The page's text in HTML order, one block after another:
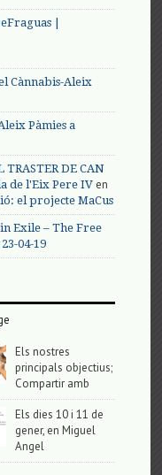
|
Cànnabis-Aleix
Pàmies a
TRASTER DE CAN
de l'Eix Pere IV en
el projecte MaCus
Exile – The Free
04-19
Els nostres
principals objectius;
Compartir amb
Els dies 10 i 11 de
gener, en Miguel
Angel